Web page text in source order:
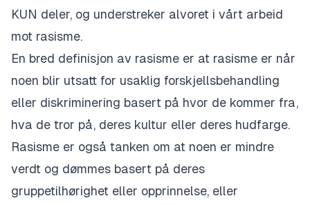
KUN deler, og understreker alvoret i vårt arbeid
mot rasisme.
En bred definisjon av rasisme er at rasisme er når
noen blir utsatt for usaklig forskjellsbehandling
eller diskriminering basert på hvor de kommer fra,
hva de tror på, deres kultur eller deres hudfarge.
Rasisme er også tanken om at noen er mindre
verdt og dømmes basert på deres
gruppetilhørighet eller opprinnelse, eller